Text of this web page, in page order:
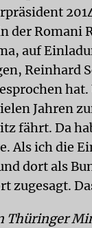
der Romani
auf
Reinhard
Jahren
fährt. Da
Als ich die
dort als
zugesagt.
Thüringer